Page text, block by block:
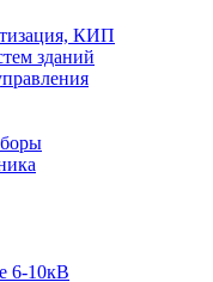
КИП
зданий